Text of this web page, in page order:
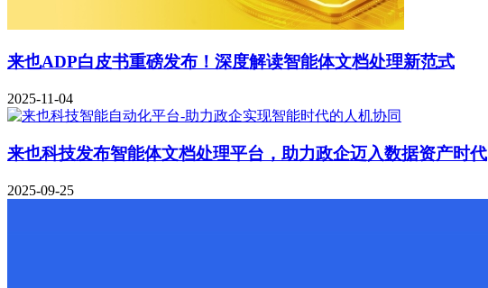
来也ADP白皮书重磅发布！深度解读智能体文档处理新范式
2025-11-04
来也科技发布智能体文档处理平台，助力政企迈入数据资产时代
2025-09-25